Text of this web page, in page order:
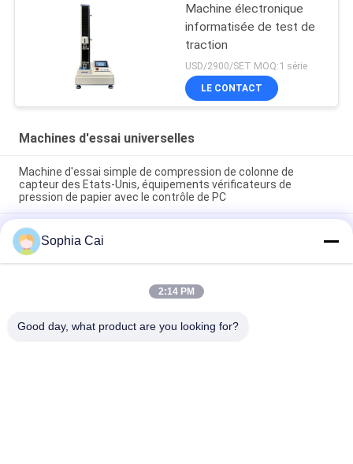
Machine électronique
informatisée de test de
traction
USD/2900/SET MOQ:1 série
LE CONTACT
Machines d'essai universelles
Machine d'essai simple de compression de colonne de
capteur des Etats-Unis, équipements vérificateurs de
pression de papier avec le contrôle de PC
Machines d'essai universelles de colonne de double de moteur
à courant alternatif Pour le plastique/caoutchouc/tissu avec
la garantie de 1 an
machines d'essai de la température haute-basse de la
vitesse 1~500mm/min/appareil de contrôle universels
Sophia Cai
2:14 PM
Good day, what product are you looking for?